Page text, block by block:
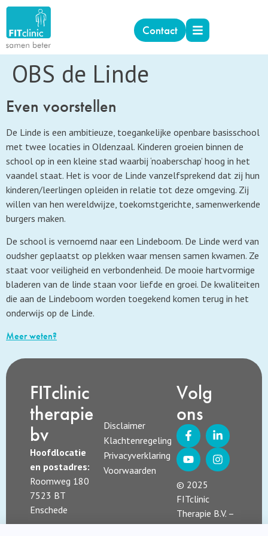
Contact
OBS de Linde
Even voorstellen
De Linde is een ambitieuze, toegankelijke openbare basisschool
met twee locaties in Oldenzaal. Kinderen groeien binnen de
school op in een kleine stad waarbij ‘noaberschap’ hoog in het
vaandel staat. Het is voor de Linde vanzelfsprekend dat zij hun
kinderen/leerlingen opleiden in relatie tot deze omgeving. Zij
willen van hen wereldwijze, toekomstgerichte, samenwerkende
burgers maken.
De school is vernoemd naar een Lindeboom. De Linde werd van
oudsher geplaatst op plekken waar mensen samen kwamen. Ze
staat voor veiligheid en verbondenheid. De mooie hartvormige
bladeren van de linde staan voor liefde en groei. De kwaliteiten
die aan de Lindeboom worden toegekend komen terug in het
onderwijs op de Linde.
Meer weten?
FITclinic
therapie
bv
Hoofdlocatie
en postadres:
Roomweg 180
7523 BT
Enschede
Disclaimer
Klachtenregeling
Privacyverklaring
Voorwaarden
Volg
ons
© 2025
FITclinic
Therapie B.V. –
alle rechten